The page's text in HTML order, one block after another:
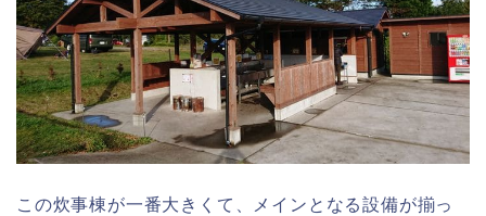
この炊事棟が一番大きくて、メインとなる設備が揃っ